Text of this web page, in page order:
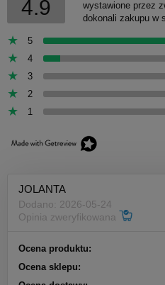
4.9
wystawione przez
dokonali zakupu w
5
4
3
2
1
JOLANTA
Dodano: 2026-05-24
Opinia zweryfikowana
Ocena produktu:
Ocena sklepu: